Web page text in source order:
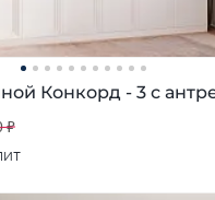
Конкорд - 3 с
₽